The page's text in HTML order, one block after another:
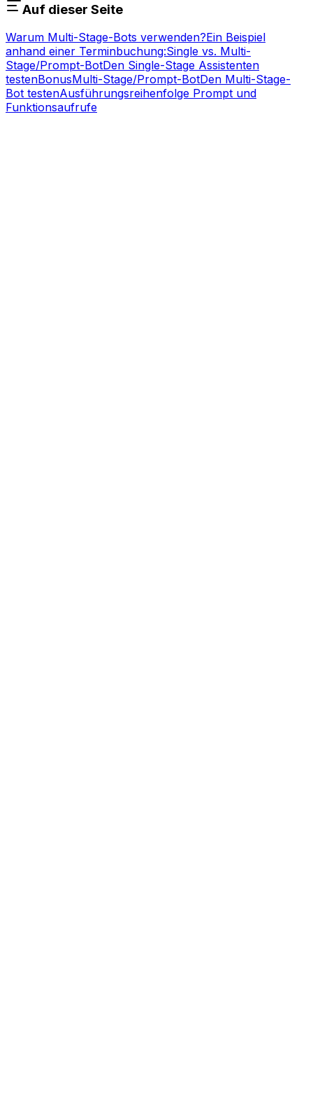
Auf dieser Seite
Warum Multi-Stage-Bots verwenden?Ein Beispiel
anhand einer Terminbuchung:Single vs. Multi-
Stage/Prompt-BotDen Single-Stage Assistenten
testenBonusMulti-Stage/Prompt-BotDen Multi-Stage-
Bot testenAusführungsreihenfolge Prompt und
Funktionsaufrufe